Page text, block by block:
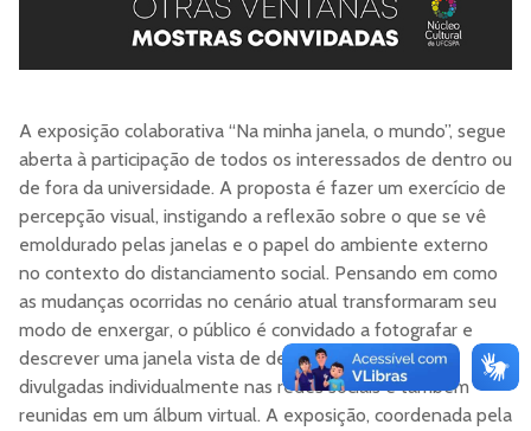
A exposição colaborativa “Na minha janela, o mundo”, segue
aberta à participação de todos os interessados de dentro ou
de fora da universidade. A proposta é fazer um exercício de
percepção visual, instigando a reflexão sobre o que se vê
emoldurado pelas janelas e o papel do ambiente externo
no contexto do distanciamento social. Pensando em como
as mudanças ocorridas no cenário atual transformaram seu
modo de enxergar, o público é convidado a fotografar e
descrever uma janela vista de dentro. As imagens são
divulgadas individualmente nas redes sociais e também
reunidas em um álbum virtual. A exposição, coordenada pela